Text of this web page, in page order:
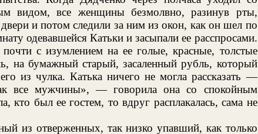
видом, все женщины безмолвно, разинув рты,
и потом следили за ним из окон, как он шел по
одевавшейся Катьки и засыпали ее расспросами.
с изумлением на ее голые, красные, толстые
на бумажный старый, засаленный рубль, который
из чулка. Катька ничего не могла рассказать —
все мужчины», — говорила она со спокойным
кто был ее гостем, то вдруг расплакалась, сама не
из отверженных, так низко упавший, как только